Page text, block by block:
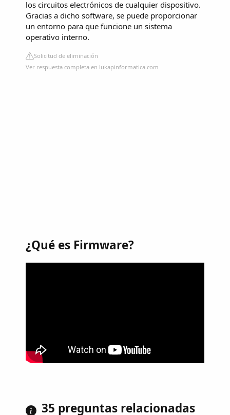
los circuitos electrónicos de cualquier dispositivo.
Gracias a dicho software, se puede proporcionar
un entorno para que funcione un sistema
operativo interno.
Solicitud de eliminación
Ver respuesta completa en lukapinformatica.com
¿Qué es Firmware?
35 preguntas relacionadas